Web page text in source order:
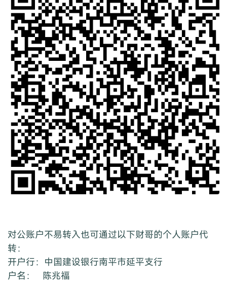
对公账户不易转入也可通过以下财哥的个人账户代
转：
开户行：中国建设银行南平市延平支行
户名： 陈兆福